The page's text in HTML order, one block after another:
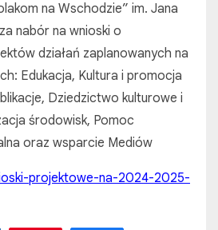
na Wschodzie” im. Jana
nabór na wnioski o
działań zaplanowanych na
Edukacja, Kultura i promocja
Dziedzictwo kulturowe i
środowisk, Pomoc
oraz wsparcie Mediów
projektowe-na-2024-2025-